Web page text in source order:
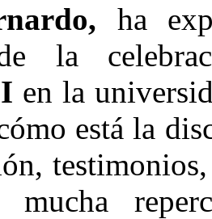
ha
la
en la
está la